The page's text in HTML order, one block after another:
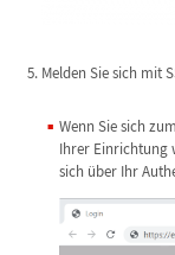
Melden Sie sich mit
Wenn Sie sich
Ihrer Einrichtung
sich über Ihr